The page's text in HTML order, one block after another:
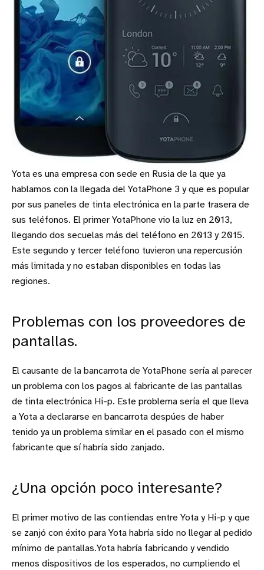
Yota es una empresa con sede en Rusia de la que ya
hablamos con la llegada del YotaPhone 3 y que es popular
por sus paneles de tinta electrónica en la parte trasera de
sus teléfonos. El primer YotaPhone vio la luz en 2013,
llegando dos secuelas más del teléfono en 2013 y 2015.
Este segundo y tercer teléfono tuvieron una repercusión
más limitada y no estaban disponibles en todas las
regiones.
Problemas con los proveedores de
pantallas.
El causante de la bancarrota de YotaPhone sería al parecer
un problema con los pagos al fabricante de las pantallas
de tinta electrónica Hi-p. Este problema sería el que lleva
a Yota a declararse en bancarrota despúes de haber
tenido ya un problema similar en el pasado con el mismo
fabricante que sí habría sido zanjado.
¿Una opción poco interesante?
El primer motivo de las contiendas entre Yota y Hi-p y que
se zanjó con éxito para Yota habría sido no llegar al pedido
mínimo de pantallas.Yota habría fabricando y vendido
menos dispositivos de los esperados, no cumpliendo el